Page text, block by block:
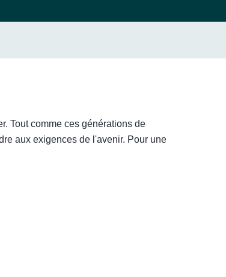
Tout comme ces générations de
aux exigences de l'avenir. Pour une